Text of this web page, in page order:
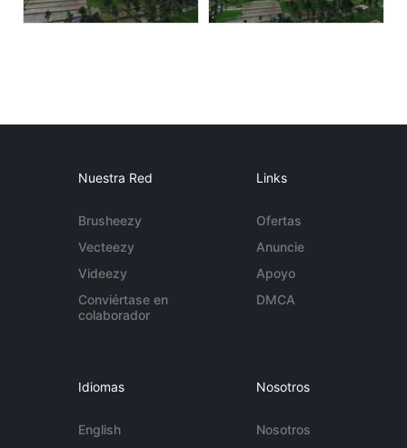
Nuestra Red
Brusheezy
Vecteezy
Videezy
Conviértase en
colaborador
Links
Ofertas
Anuncie
Apoyo
DMCA
Idiomas
English
Nosotros
Nosotros